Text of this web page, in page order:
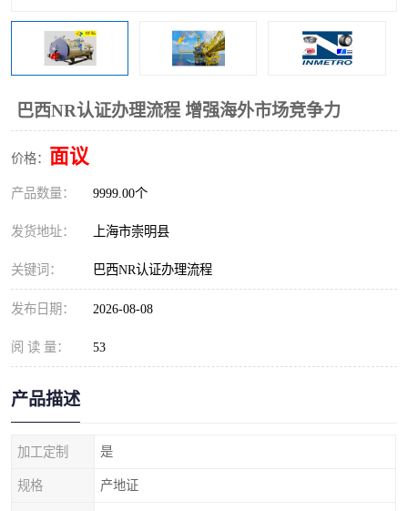
巴西NR认证办理流程 增强海外市场竞争力
价格： 面议
产品数量： 9999.00个
发货地址： 上海市崇明县
关键词： 巴西NR认证办理流程
发布日期： 2026-08-08
阅 读 量： 53
产品描述
加工定制 是
规格 产地证